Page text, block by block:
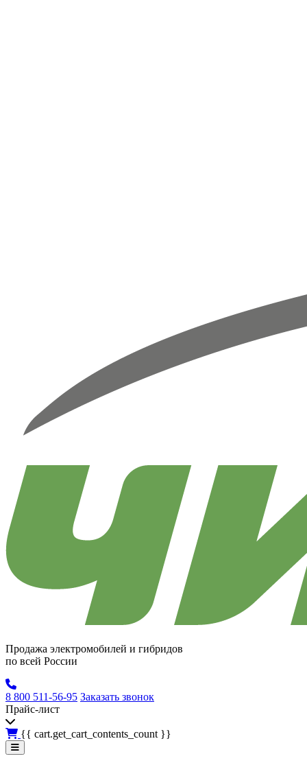
Продажа электромобилей и гибридов
по всей России
8 800 511-56-95 Заказать звонок
Прайс-лист
{{ cart.get_cart_contents_count }}